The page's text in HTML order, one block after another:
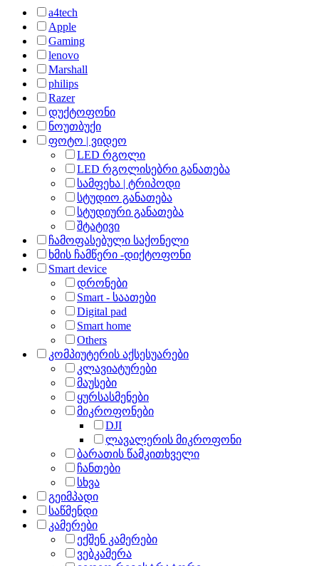
a4tech
Apple
Gaming
lenovo
Marshall
philips
Razer
დუქტოფონი
ნოუთბუქი
ფოტო | ვიდეო
LED რგოლი
LED რგოლისებრი განათება
სამფეხა | ტრიპოდი
სტუდიო განათება
სტუდიური განათება
შტატივი
ჩამოფასებული საქონელი
ხმის ჩამწერი -დიქტოფონი
Smart device
დრონები
Smart - საათები
Digital pad
Smart home
Others
კომპიუტერის აქსესუარები
კლავიატურები
მაუსები
ყურსასმენები
მიკროფონები
DJI
ლავალერის მიკროფონი
ბარათის წამკითხველი
ჩანთები
სხვა
გეიმპადი
საწმენდი
კამერები
ექშენ კამერები
ვებკამერა